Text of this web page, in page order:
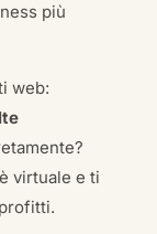
più
web:
virtuale e ti